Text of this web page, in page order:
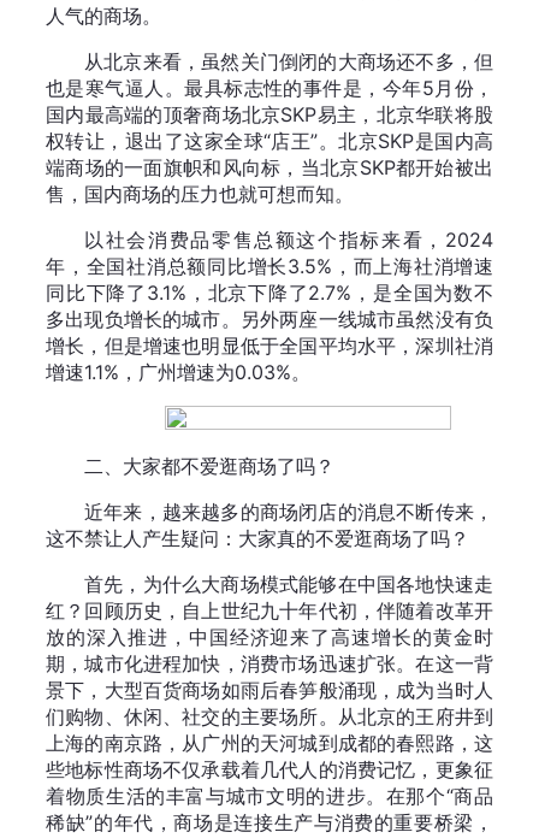
人气的商场。
从北京来看，虽然关门倒闭的大商场还不多，但
也是寒气逼人。最具标志性的事件是，今年5月份，
国内最高端的顶奢商场北京SKP易主，北京华联将股
权转让，退出了这家全球“店王”。北京SKP是国内高
端商场的一面旗帜和风向标，当北京SKP都开始被出
售，国内商场的压力也就可想而知。
以社会消费品零售总额这个指标来看，2024
年，全国社消总额同比增长3.5%，而上海社消增速
同比下降了3.1%，北京下降了2.7%，是全国为数不
多出现负增长的城市。另外两座一线城市虽然没有负
增长，但是增速也明显低于全国平均水平，深圳社消
增速1.1%，广州增速为0.03%。
二、大家都不爱逛商场了吗？
近年来，越来越多的商场闭店的消息不断传来，
这不禁让人产生疑问：大家真的不爱逛商场了吗？
首先，为什么大商场模式能够在中国各地快速走
红？回顾历史，自上世纪九十年代初，伴随着改革开
放的深入推进，中国经济迎来了高速增长的黄金时
期，城市化进程加快，消费市场迅速扩张。在这一背
景下，大型百货商场如雨后春笋般涌现，成为当时人
们购物、休闲、社交的主要场所。从北京的王府井到
上海的南京路，从广州的天河城到成都的春熙路，这
些地标性商场不仅承载着几代人的消费记忆，更象征
着物质生活的丰富与城市文明的进步。在那个“商品
稀缺”的年代，商场是连接生产与消费的重要桥梁，